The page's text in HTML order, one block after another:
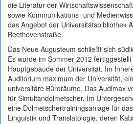
die Literatur der
sowie Kommunikations- und
das Angebot der Universitätsbibliothek
Beethovenstraße.
Das Neue Augusteum schließt sich
Es wurde im Sommer 2012
Hauptgebäude der Universität. Im
Auditorium maximum der Universität,
universitäre Büroräume. Das Audimax
für Simultandolmetscher. Im
eine Dolmetschertrainingsanlage für
Linguistik und Translatologie, deren